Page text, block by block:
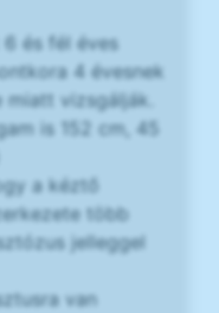
6 és fél éves
4 évesnek
vizsgálják.
is 152 cm, 45
a kéztő
több
jelleggel
van